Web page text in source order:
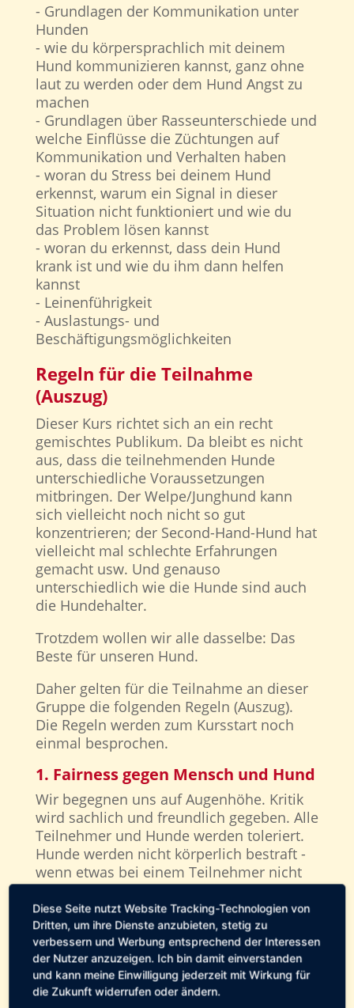
- Grundlagen der Kommunikation unter
Hunden
- wie du körpersprachlich mit deinem
Hund kommunizieren kannst, ganz ohne
laut zu werden oder dem Hund Angst zu
machen
- Grundlagen über Rasseunterschiede und
welche Einflüsse die Züchtungen auf
Kommunikation und Verhalten haben
- woran du Stress bei deinem Hund
erkennst, warum ein Signal in dieser
Situation nicht funktioniert und wie du
das Problem lösen kannst
- woran du erkennst, dass dein Hund
krank ist und wie du ihm dann helfen
kannst
- Leinenführigkeit
- Auslastungs- und
Beschäftigungsmöglichkeiten
Regeln für die Teilnahme
(Auszug)
Dieser Kurs richtet sich an ein recht
gemischtes Publikum. Da bleibt es nicht
aus, dass die teilnehmenden Hunde
unterschiedliche Voraussetzungen
mitbringen. Der Welpe/Junghund kann
sich vielleicht noch nicht so gut
konzentrieren; der Second-Hand-Hund hat
vielleicht mal schlechte Erfahrungen
gemacht usw. Und genauso
unterschiedlich wie die Hunde sind auch
die Hundehalter.
Trotzdem wollen wir alle dasselbe: Das
Beste für unseren Hund.
Daher gelten für die Teilnahme an dieser
Gruppe die folgenden Regeln (Auszug).
Die Regeln werden zum Kursstart noch
einmal besprochen.
1. Fairness gegen Mensch und Hund
Wir begegnen uns auf Augenhöhe. Kritik
wird sachlich und freundlich gegeben. Alle
Teilnehmer und Hunde werden toleriert.
Hunde werden nicht körperlich bestraft -
wenn etwas bei einem Teilnehmer nicht
klappt, finden wir gemeinsam eine
gewaltfreie Lösung.
2. Wir fassen uns kurz
Damit jeder Gelegenheit hat, Fragen und
Wünsche zu äußern, fassen wir uns kurz.
Im Gegenzug lassen wir den anderen
Diese Seite nutzt Website Tracking-Technologien von
Dritten, um ihre Dienste anzubieten, stetig zu
verbessern und Werbung entsprechend der Interessen
der Nutzer anzuzeigen. Ich bin damit einverstanden
und kann meine Einwilligung jederzeit mit Wirkung für
die Zukunft widerrufen oder ändern.